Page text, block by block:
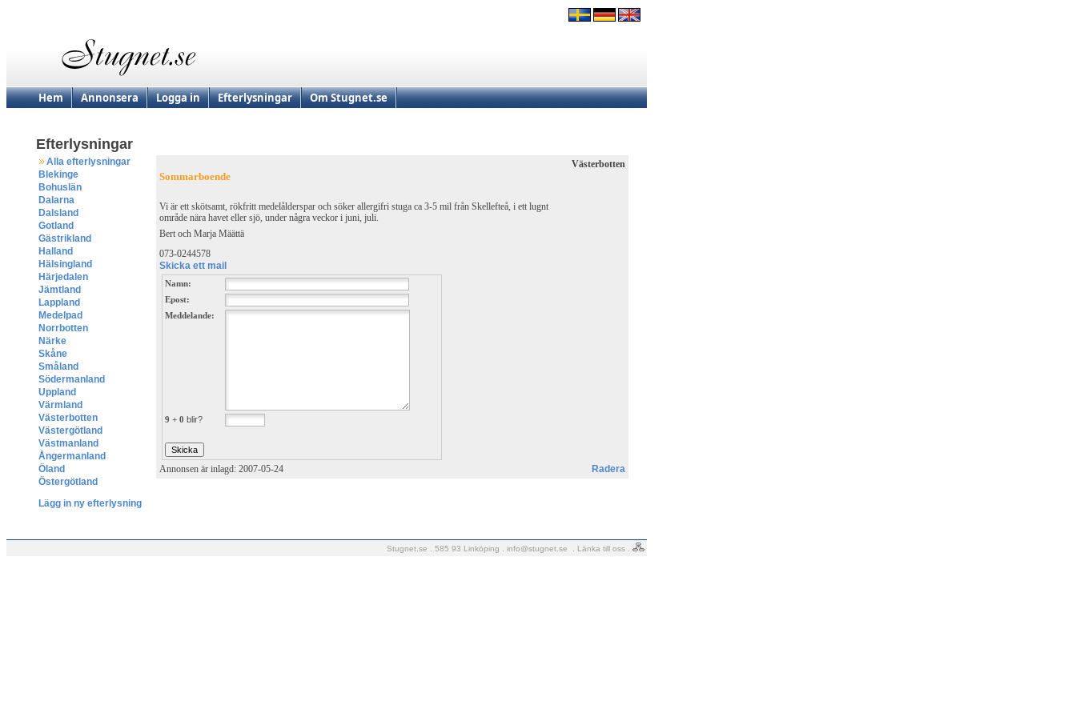
Hem Annonsera Logga in Efterlysningar Om Stugnet.se
Efterlysningar
Alla efterlysningar
Blekinge
Bohuslän
Dalarna
Dalsland
Gotland
Gästrikland
Halland
Hälsingland
Härjedalen
Jämtland
Lappland
Medelpad
Norrbotten
Närke
Skåne
Småland
Södermanland
Uppland
Värmland
Västerbotten
Västergötland
Västmanland
Ångermanland
Öland
Östergötland
Lägg in ny efterlysning
Sommarboende
Vi är ett skötsamt, rökfritt medelålderspar och söker allergifri stuga ca 3-5 mil från Skellefteå, i ett lugnt
område nära havet eller sjö, under några veckor i juni, juli.
Bert och Marja Määttä
073-0244578
Skicka ett mail
Namn:
Epost:
Meddelande:
9 + 0 blir?
Västerbotten
Annonsen är inlagd: 2007-05-24 Radera
Stugnet.se . 585 93 Linköping . info@stugnet.se Länka till oss